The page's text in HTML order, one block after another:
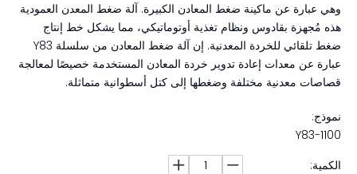
وهي عبارة عن ماكينة ضغط المعادن الكبيرة. آلة ضغط المعدن العمودية
هذه مُجهزة بقادوس ونظام تغذية أوتوماتيكي، مما يشكل خط إنتاج
ضغط تلقائي للخردة المعدنية. إن آلة ضغط المعادن من سلسلة Y83
عبارة عن معدات إعادة تدوير خردة المعادن المستخدمة خصيصًا لمعالجة
قصاصات معدنية مختلفة وضغطها إلى كتل أسطوانية متماثلة.
نموذج:
Y83-1100
الكمية: